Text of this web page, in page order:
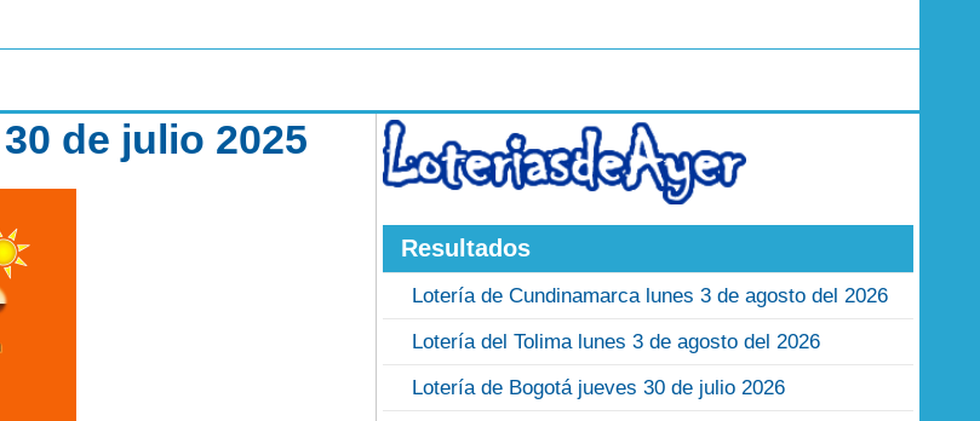
de julio 2025
Resultados
Lotería de Cundinamarca lunes 3 de agosto del 2026
Lotería del Tolima lunes 3 de agosto del 2026
Lotería de Bogotá jueves 30 de julio 2026